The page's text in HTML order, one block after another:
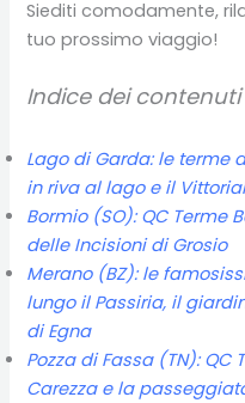
Siediti comodamente,
tuo prossimo viaggio!
Indice dei contenuti
Lago di Garda: le terme
in riva al lago e il
Bormio (SO): QC Terme
delle Incisioni di Grosio
Merano (BZ): le
lungo il Passiria, il
di Egna
Pozza di Fassa (TN):
Carezza e la